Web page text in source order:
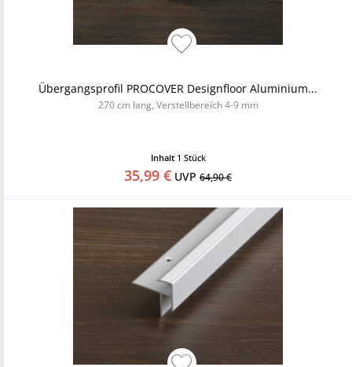
Übergangsprofil PROCOVER Designfloor Aluminium...
270 cm lang, Verstellbereich 4-9 mm
Inhalt 1 Stück
35,99 € UVP 64,90 €